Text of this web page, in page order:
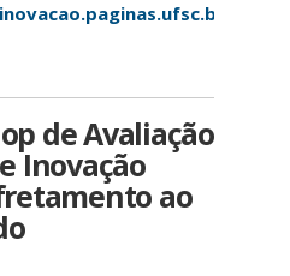
de Avaliação
Inovação
ao